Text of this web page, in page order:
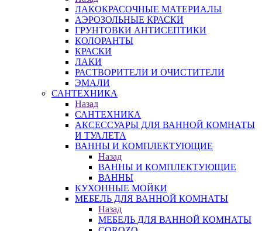
ЛАКОКРАСОЧНЫЕ МАТЕРИАЛЫ
АЭРОЗОЛЬНЫЕ КРАСКИ
ГРУНТОВКИ АНТИСЕПТИКИ
КОЛОРАНТЫ
КРАСКИ
ЛАКИ
РАСТВОРИТЕЛИ И ОЧИСТИТЕЛИ
ЭМАЛИ
САНТЕХНИКА
Назад
САНТЕХНИКА
АКСЕССУАРЫ ДЛЯ ВАННОЙ КОМНАТЫ
И ТУАЛЕТА
ВАННЫ И КОМПЛЕКТУЮЩИЕ
Назад
ВАННЫ И КОМПЛЕКТУЮЩИЕ
ВАННЫ
КУХОННЫЕ МОЙКИ
МЕБЕЛЬ ДЛЯ ВАННОЙ КОМНАТЫ
Назад
МЕБЕЛЬ ДЛЯ ВАННОЙ КОМНАТЫ